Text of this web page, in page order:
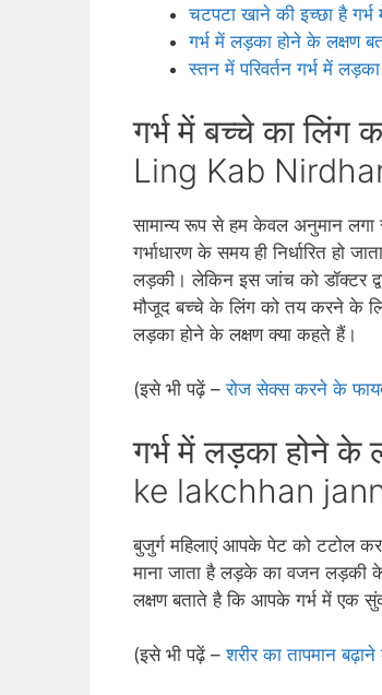
चटपटा खाने की इच्‍छा है
गर्भ में लड़का होने के लक्षण
स्‍तन में परिवर्तन गर्भ में
गर्भ में बच्‍चे का लिंग
Ling Kab
सामान्‍य रूप से हम केवल अनुमान लगा
गर्भाधारण के समय ही निर्धारित हो
लड़की। लेकिन इस जांच को डॉक्‍टर
मौजूद बच्‍चे के लिंग को तय करने के
लड़का होने के लक्षण क्‍या कहते हैं।
(इसे भी पढ़ें –रोज सेक्‍स करने के
गर्भ में लड़का होने
ke lakchhan
बुजुर्ग महिलाएं आपके पेट को टटोल
माना जाता है लड़के का वजन लड़की
लक्षण बताते है कि आपके गर्भ में एक
(इसे भी पढ़ें –शरीर का तापमान